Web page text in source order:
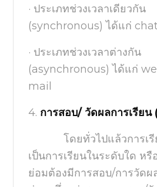
· ประเภทช่วงเวลาเดียวกัน
(synchronous)ได้แก่
· ประเภทช่วงเวลาต่างกัน
(asynchronous)ได้แก่
mail
4. การสอบ/ วัดผลการเรียน
โดยทั่วไปแล้วการเ
เป็นการเรียนในระดับใด หรื
ย่อมต้องมีการสอบ/การวัดผ